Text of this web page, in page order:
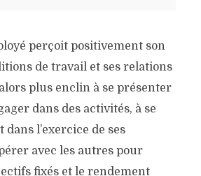
perçoit positivement son
de travail et ses relations
plus enclin à se présenter
dans des activités, à se
l’exercice de ses
avec les autres pour
fixés et le rendement